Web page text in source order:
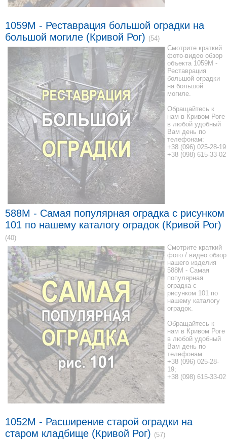
1059М - Реставрация большой оградки на
большой могиле (Кривой Рог) (54)
Смотрите краткий
фото-видео обзор
объекта 1059М -
Реставрация
большой оградки
на большой
могиле.
Обращайтесь к
нам в Кривом Роге
в любой удобный
Вам день по
телефонам:
+38 (096) 025-28-19
+38 (098) 615-33-02
588M - Самая популярная оградка с рисунком
101 по нашему каталогу оградок (Кривой Рог)
(40)
Смотрите краткий
фото / видео обзор
нашего изделия
588M - Самая
популярная
оградка с
рисунком 101 по
нашему каталогу
оградок.
Обращайтесь к
нам в Кривом Роге
в любой удобный
Вам день по
телефонам:
+38 (096) 025-28-
19;
+38 (098) 615-33-02
1052M - Расширение старой оградки на
старом кладбище (Кривой Рог) (57)